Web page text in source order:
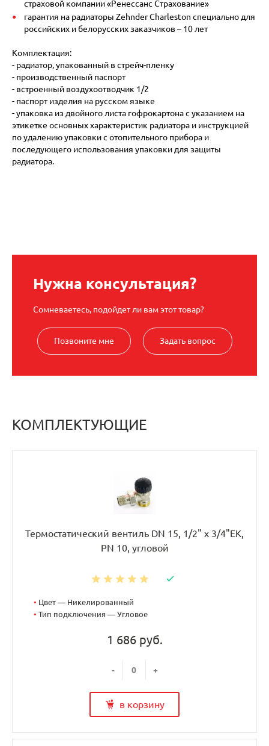
страховой компании «Ренессанс Страхование»
гарантия на радиаторы Zehnder Charleston специально для
российских и белорусских заказчиков – 10 лет
Комплектация:
- радиатор, упакованный в стрейч-пленку
- производственный паспорт
- встроенный воздухоотводчик 1/2
- паспорт изделия на русском языке
- упаковка из двойного листа гофрокартона с указанием на
этикетке основных характеристик радиатора и инструкцией
по удалению упаковки с отопительного прибора и
последующего использования упаковки для защиты
радиатора.
Нужна консультация?
Сомневаетесь, подойдет ли вам этот товар?
Позвоните мне Задать вопрос
КОМПЛЕКТУЮЩИЕ
Термостатический вентиль DN 15, 1/2" х 3/4"EK,
PN 10, угловой
• Цвет — Никелированный
• Тип подключения — Угловое
1 686 руб.
- +
в корзину